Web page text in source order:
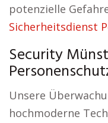
potenzielle
Sicherheitsdienst
Security
Unsere
hochmoderne